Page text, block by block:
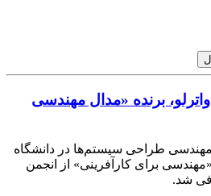
واترلو، برنده «مدال مهندسی
طراحی سیستم‌ها در دانشگاه
برای کارآفرینی» از انجمن